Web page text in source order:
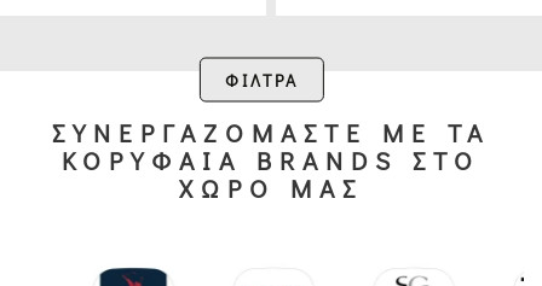
ΦΙΛΤΡΑ
ΣΥΝΕΡΓΑΖΟΜΑΣΤΕ ΜΕ ΤΑ
ΚΟΡΥΦΑΙΑ BRANDS ΣΤΟ
ΧΩΡΟ ΜΑΣ